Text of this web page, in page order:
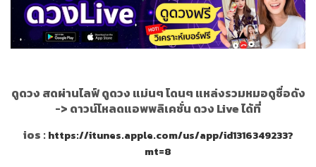
ดูดวง สดผ่านไลฟ์ ดูดวง แม่นๆ โดนๆ แหล่งรวมหมอดูชื่อดัง
-> ดาวน์โหลดแอพพลิเคชั่น ดวง Live ได้ที่
ios :https://itunes.apple.com/us/app/id1316349233?
mt=8